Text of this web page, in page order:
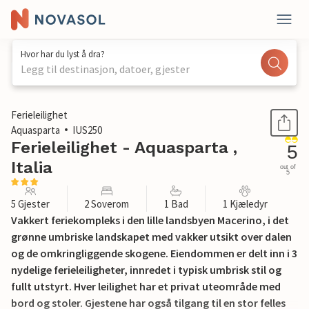
Hvor har du lyst å dra?
Legg til destinasjon, datoer, gjester
1 / 25
Ferieleilighet
Aquasparta
IUS250
Ferieleilighet - Aquasparta ,
Italia
5
out of
5
5 Gjester 2 Soverom 1 Bad 1 Kjæledyr
Vakkert feriekompleks i den lille landsbyen Macerino, i det
grønne umbriske landskapet med vakker utsikt over dalen
og de omkringliggende skogene. Eiendommen er delt inn i 3
nydelige ferieleiligheter, innredet i typisk umbrisk stil og
fullt utstyrt. Hver leilighet har et privat uteområde med
bord og stoler. Gjestene har også tilgang til en stor felles